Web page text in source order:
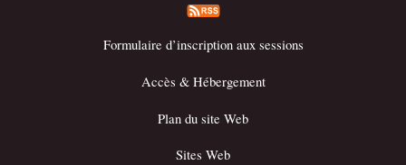
Formulaire d’inscription aux sessions
Accès & Hébergement
Plan du site Web
Sites Web